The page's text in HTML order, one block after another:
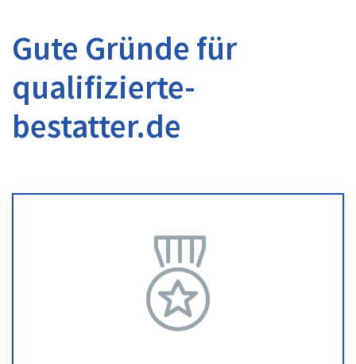
Gute Gründe für
qualifizierte-
bestatter.de